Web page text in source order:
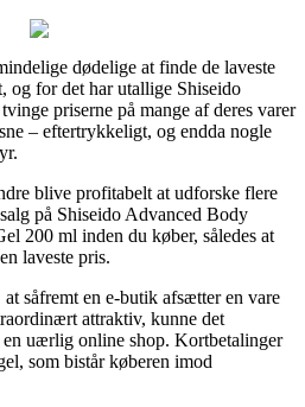
dødelige at finde de laveste
og for det har utallige Shiseido
priserne på mange af deres varer
– eftertrykkeligt, og endda nogle
blive profitabelt at udforske flere
på Shiseido Advanced Body
200 ml inden du køber, således at
laveste pris.
såfremt en e-butik afsætter en vare
attraktiv, kunne det
uærlig online shop. Kortbetalinger
som bistår køberen imod